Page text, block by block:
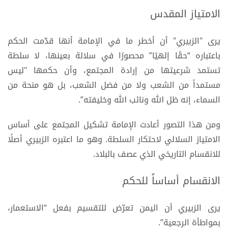
الامتياز المقدس
يرى "الزبيري" أن أخطر ما في الإمامة أنها قدّمت الحكم
باعتباره “حقًا إلهيًا” محصورًا في سلالة بعينها، لا سلطة
تستمد شرعيتها من إرادة المجتمع، وأن حكمها "ليس
مستمداً من الشعب ولا من فضل الشعب، بل هو منحة من
السماء، إنه ظل الله ونائب الله وخليفته”.
ومن هذا التصور أعادت الإمامة تشكيل المجتمع على أساس
الامتياز السلالي لاحتكار السلطة. وهو ما اعتبره الزبيري أصلًا
للانقسام التاريخي الذي عصف بالبلاد.
الانقسام أساساً للحكم
يرى الزبيري أن اليمن تعرّض للتقسيم بفعل “الاستعمار،
بمواطأة الرجعية”.